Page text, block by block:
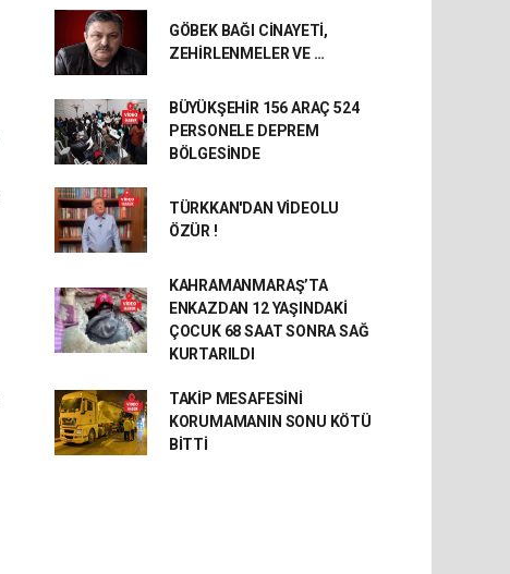
GÖBEK BAĞI CİNAYETİ,
ZEHİRLENMELER VE …
BÜYÜKŞEHİR 156 ARAÇ 524
PERSONELE DEPREM
BÖLGESİNDE
TÜRKKAN'DAN VİDEOLU
ÖZÜR !
KAHRAMANMARAŞ’TA
ENKAZDAN 12 YAŞINDAKİ
ÇOCUK 68 SAAT SONRA SAĞ
KURTARILDI
TAKİP MESAFESİNİ
KORUMAMANIN SONU KÖTÜ
BİTTİ